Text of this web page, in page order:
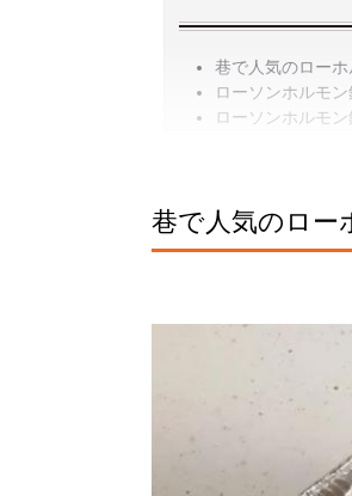
巷で人気のロー
ローソンホルモ
ローソンホルモ
巷で人気のロー